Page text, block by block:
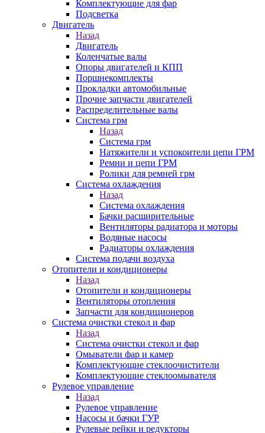
Комплектующие для фар
Подсветка
Двигатель
Назад
Двигатель
Коленчатые валы
Опоры двигателей и КПП
Поршнекомплекты
Прокладки автомобильные
Прочие запчасти двигателей
Распределительные валы
Система грм
Назад
Система грм
Натяжители и успокоители цепи ГРМ
Ремни и цепи ГРМ
Ролики для ремней грм
Система охлаждения
Назад
Система охлаждения
Бачки расширительные
Вентиляторы радиатора и моторы
Водяные насосы
Радиаторы охлаждения
Система подачи воздуха
Отопители и кондиционеры
Назад
Отопители и кондиционеры
Вентиляторы отопления
Запчасти для кондиционеров
Система очистки стекол и фар
Назад
Система очистки стекол и фар
Омыватели фар и камер
Комплектующие стеклоочистители
Комплектующие стеклоомывателя
Рулевое управление
Назад
Рулевое управление
Насосы и бачки ГУР
Рулевые рейки и редукторы